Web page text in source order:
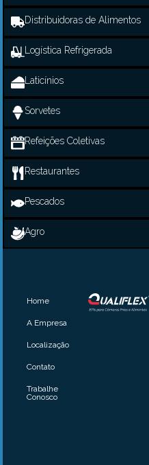
Distribuidoras de Alimentos
Logística Refrigerada
Laticínios
Sorvetes
Refeições Coletivas
Restaurantes
Pescados
Agro
Home
A Empresa
Localização
Contato
Trabalhe
Conosco